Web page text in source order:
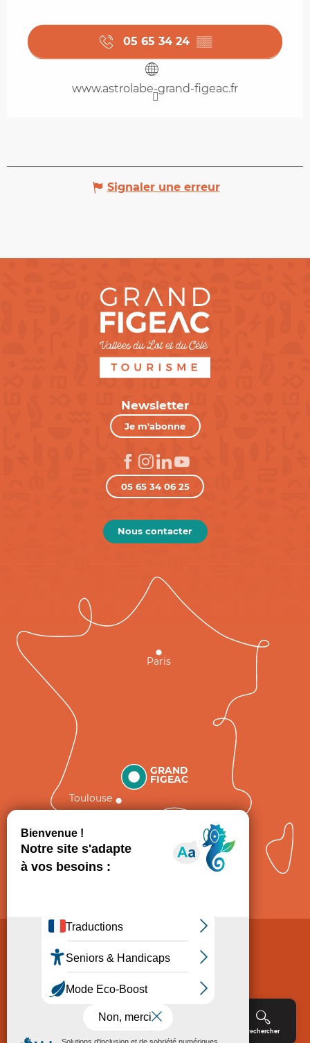
Rechercher
05 65 34 24 ▒▒
www.astrolabe-grand-figeac.fr
Signaler une erreur
Newsletter
Je m'abonne
05 65 34 06 25
Nous contacter
GRAND
FIGEAC
Toulouse
Paris
Politique de Protection des données
Accessibilité : non conforme